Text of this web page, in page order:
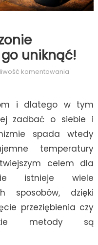
uniknąć!
komentowania
–
się
go
uniknąć!
i dlatego w tym
zadbać o siebie i
spada wtedy
temperatury
celem dla
istnieje wiele
sposobów, dzięki
przeziębienia czy
metody są